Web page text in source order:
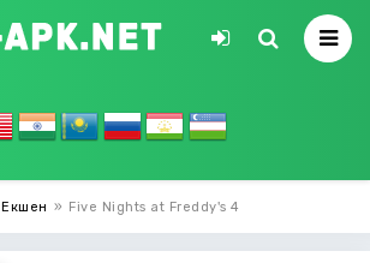
Екшен » Five Nights at Freddy's 4